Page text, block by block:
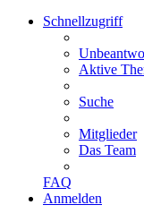
Schnellzugriff
Aktive
Suche
Mitglieder
Das Team
FAQ
Anmelden